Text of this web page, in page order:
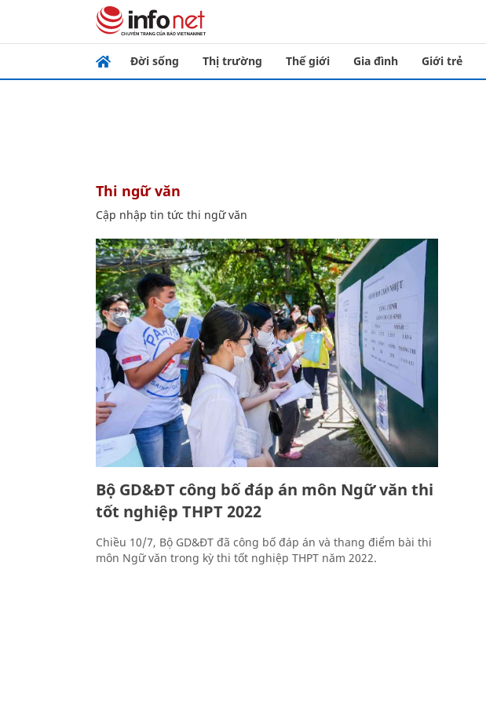
Đời sống Thị trường Thế giới Gia đình Giới trẻ
thi ngữ văn
Cập nhập tin tức thi ngữ văn
Bộ GD&ĐT công bố đáp án môn Ngữ văn thi
tốt nghiệp THPT 2022
Chiều 10/7, Bộ GD&ĐT đã công bố đáp án và thang điểm bài thi
môn Ngữ văn trong kỳ thi tốt nghiệp THPT năm 2022.